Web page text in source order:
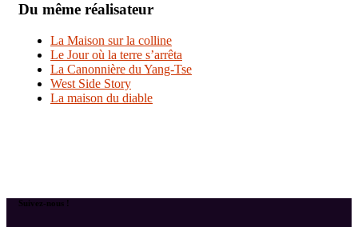
Du même réalisateur
La Maison sur la colline
Le Jour où la terre s’arrêta
La Canonnière du Yang-Tse
West Side Story
La maison du diable
Suivez-nous !